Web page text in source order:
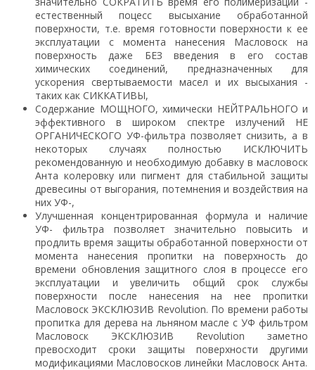
естественный поцесс высыхание обработанной
поверхности, т.е. время готовности поверхности к ее
эксплуатации с момента нанесения Масловоск на
поверхность даже БЕЗ введения в его состав
химических соединений, предназначенных для
ускорения свертываемости масел и их высыхания -
таких как СИККАТИВЫ,
Содержание МОЩНОГО, химически НЕЙТРАЛЬНОГО и
эффективного в широком спектре излучений НЕ
ОРГАНИЧЕСКОГО УФ-фильтра позволяет снизить, а в
некоторых случаях полностью ИСКЛЮЧИТЬ
рекомендованную и необходимую добавку в масловоск
Анта колеровку или пигмент для стабильной защиты
древесины от выгорания, потемнения и воздействия на
них УФ-,
Улучшенная концентрированная формула и наличие
УФ- фильтра позволяет значительно повысить и
продлить время защиты обработанной поверхности от
момента нанесения пропитки на поверхность до
времени обновления защитного слоя в процессе его
эксплуатации и увеличить общий срок службы
поверхности после нанесения на нее пропитки
Масловоск ЭКСКЛЮЗИВ Revolution. По времени работы
пропитка для дерева на льняном масле с УФ фильтром
Масловоск ЭКСКЛЮЗИВ Revolution заметно
превосходит сроки защиты поверхности другими
модификациями Масловосков линейки Масловоск Анта.